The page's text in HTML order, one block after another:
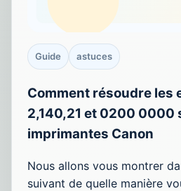
Guide astuces
Comment résoudre les
2,140,21 et 0200 0000
imprimantes Canon
Nous allons vous montrer
suivant de quelle manière